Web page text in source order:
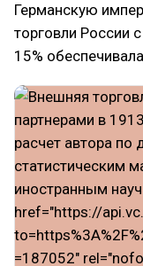
Германскую
торговли России
15%